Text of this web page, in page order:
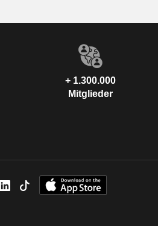
+ 1.300.000
Mitglieder